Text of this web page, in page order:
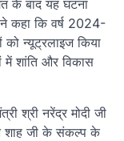
के बाद यह घटना
कहा कि वर्ष 2024-
न्यूट्रलाइज किया
में शांति और विकास
श्री नरेंद्र मोदी जी
शाह जी के संकल्प के